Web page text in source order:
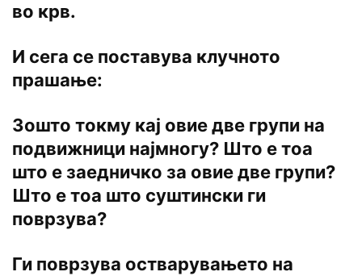
во крв.
И сега се поставува клучното
прашање:
Зошто токму кај овие две групи на
подвижници најмногу? Што е тоа
што е заедничко за овие две групи?
Што е тоа што суштински ги
поврзува?
Ги поврзува остварувањето на